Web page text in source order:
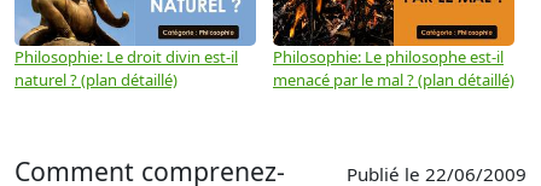
Philosophie: Le droit divin est-il
naturel ? (plan détaillé)
Philosophie: Le philosophe est-il
menacé par le mal ? (plan détaillé)
Comment comprenez-
Publié le 22/06/2009